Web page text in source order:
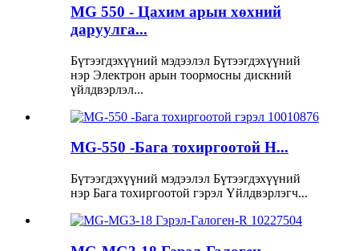
MG 550 - Цахим арын хөхний
даруулга...
Бүтээгдэхүүний мэдээлэл Бүтээгдэхүүний
нэр Электрон арын тоормосны дискний
үйлдвэрлэл...
MG-550 -Бага тохиргоотой H...
Бүтээгдэхүүний мэдээлэл Бүтээгдэхүүний
нэр Бага тохиргоотой гэрэл Үйлдвэрлэгч...